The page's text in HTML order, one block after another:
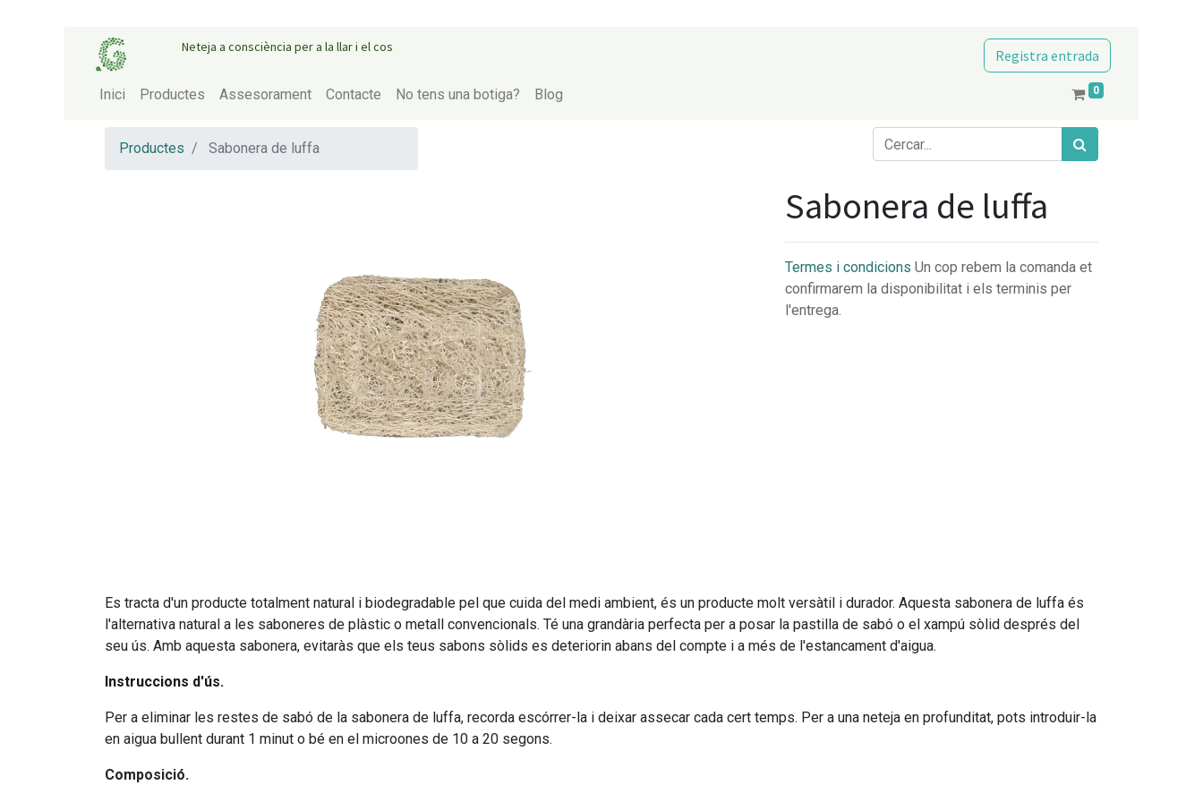
Neteja a consciència per a la llar i el cos Registra entrada
Inici Productes Assesorament Contacte No tens una botiga? Blog 0
Productes Sabonera de luffa
Sabonera de luffa
Termes i condicions Un cop rebem la comanda et
confirmarem la disponibilitat i els terminis per
l'entrega.
Es tracta d'un producte totalment natural i biodegradable pel que cuida del medi ambient, és un producte molt versàtil i durador. Aquesta sabonera de luffa és
l'alternativa natural a les saboneres de plàstic o metall convencionals. Té una grandària perfecta per a posar la pastilla de sabó o el xampú sòlid després del
seu ús. Amb aquesta sabonera, evitaràs que els teus sabons sòlids es deteriorin abans del compte i a més de l'estancament d'aigua.
Instruccions d'ús.
Per a eliminar les restes de sabó de la sabonera de luffa, recorda escórrer-la i deixar assecar cada cert temps. Per a una neteja en profunditat, pots introduir-la
en aigua bullent durant 1 minut o bé en el microones de 10 a 20 segons.
Composició.